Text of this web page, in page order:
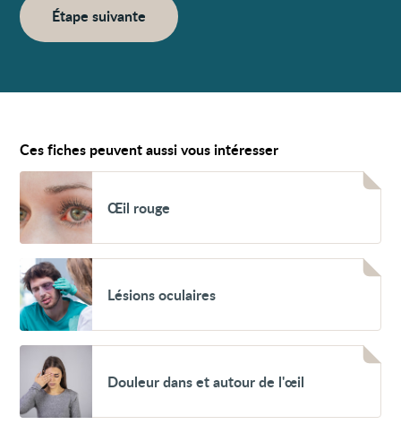
Étape suivante
Ces fiches peuvent aussi vous intéresser
Voir
Œil
rouge
Œil rouge
Voir
Lésions
oculaires
Lésions oculaires
Voir
Douleur
dans
et
autour
Douleur dans et autour de l'œil